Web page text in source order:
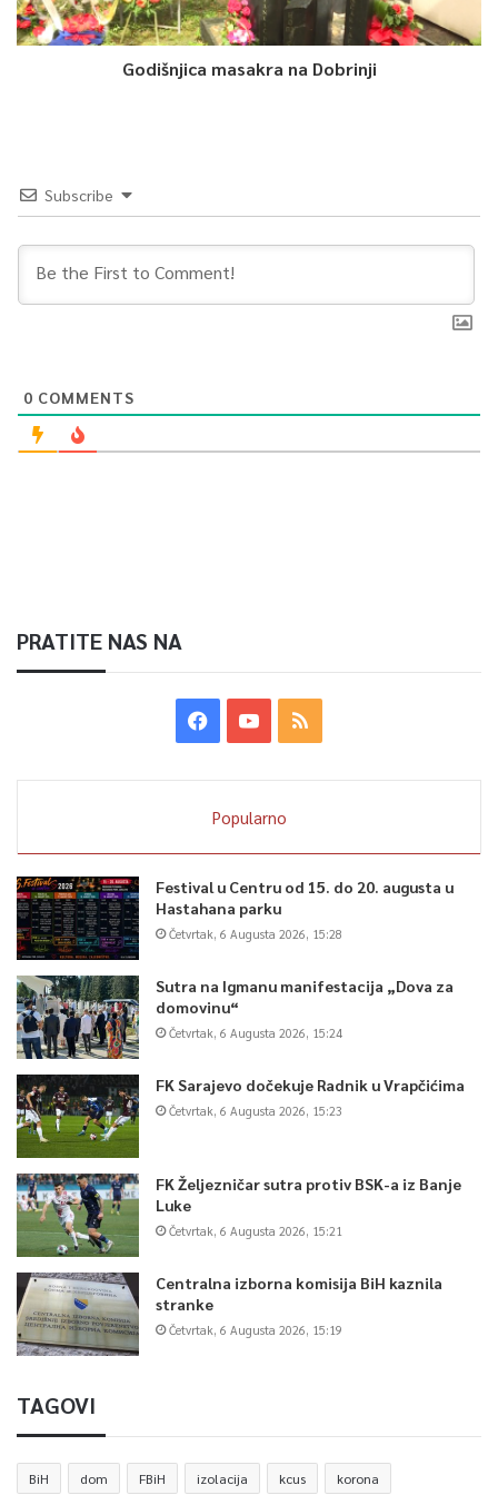
Godišnjica masakra na Dobrinji
Subscribe
0 COMMENTS
PRATITE NAS NA
Popularno
Festival u Centru od 15. do 20. augusta u
Hastahana parku
Četvrtak, 6 Augusta 2026, 15:28
Sutra na Igmanu manifestacija „Dova za
domovinu“
Četvrtak, 6 Augusta 2026, 15:24
FK Sarajevo dočekuje Radnik u Vrapčićima
Četvrtak, 6 Augusta 2026, 15:23
FK Željezničar sutra protiv BSK-a iz Banje
Luke
Četvrtak, 6 Augusta 2026, 15:21
Centralna izborna komisija BiH kaznila
stranke
Četvrtak, 6 Augusta 2026, 15:19
TAGOVI
BiH dom FBiH izolacija kcus korona